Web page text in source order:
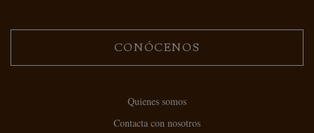
CONÓCENOS
Quienes somos
Contacta con nosotros